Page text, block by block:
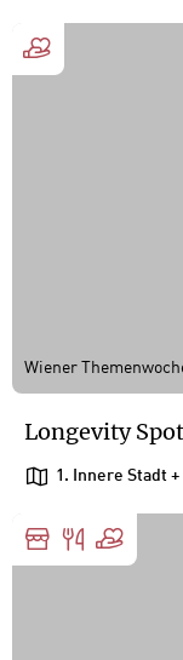
Wiener
Longevity
1. Innere Stadt